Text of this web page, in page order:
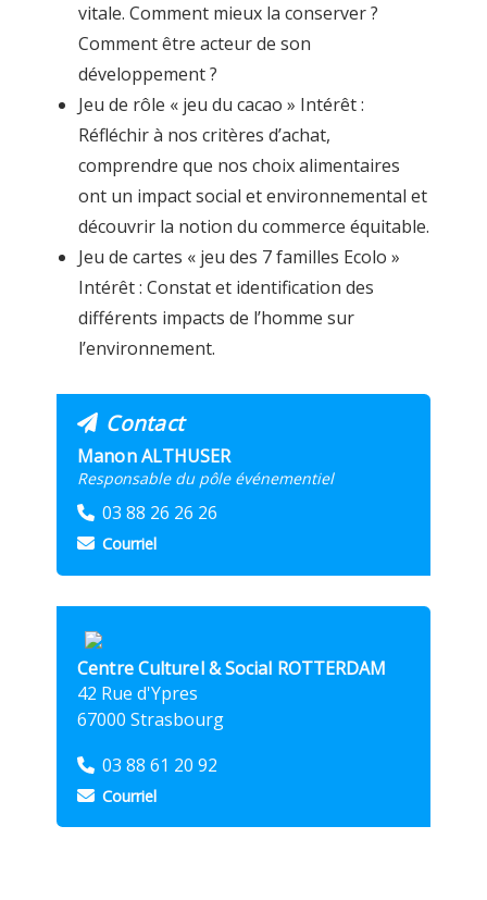
vitale. Comment mieux la conserver ?
Comment être acteur de son
développement ?
Jeu de rôle « jeu du cacao » Intérêt :
Réfléchir à nos critères d’achat,
comprendre que nos choix alimentaires
ont un impact social et environnemental et
découvrir la notion du commerce équitable.
Jeu de cartes « jeu des 7 familles Ecolo »
Intérêt : Constat et identification des
différents impacts de l’homme sur
l’environnement.
Contact
Manon ALTHUSER
Responsable du pôle événementiel
03 88 26 26 26
Courriel
Centre Culturel & Social ROTTERDAM
42 Rue d'Ypres
67000 Strasbourg
03 88 61 20 92
Courriel